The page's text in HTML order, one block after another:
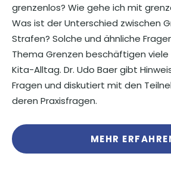
grenzenlos? Wie gehe ich mit
Was ist der Unterschied zwischen
Strafen? Solche und ähnliche
Thema Grenzen beschäftigen
Kita-Alltag. Dr. Udo Baer gibt
Fragen und diskutiert mit den
deren Praxisfragen.
MEHR